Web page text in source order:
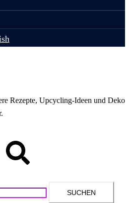
Rezepte, Upcycling-Ideen und Deko